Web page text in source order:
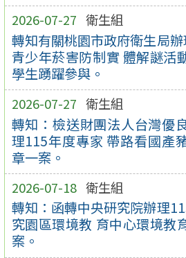
2026-07-27 衛生組
轉知有關桃園市政府衛生局
青少年菸害防制實 體解謎活
學生踴躍參與。
2026-07-27 衛生組
轉知：檢送財團法人台灣優
理115年度專家 帶路看國產
章一案。
2026-07-18 衛生組
轉知：函轉中央研究院辦理
究園區環境教 育中心環境教
案。